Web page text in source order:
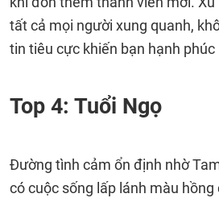
tất cả mọi người xung quanh,
tin tiêu cực khiến bạn hạnh phúc
Top 4: Tuổi Ngọ
Đường tình cảm ổn định nhờ
có cuộc sống lấp lánh màu hồng